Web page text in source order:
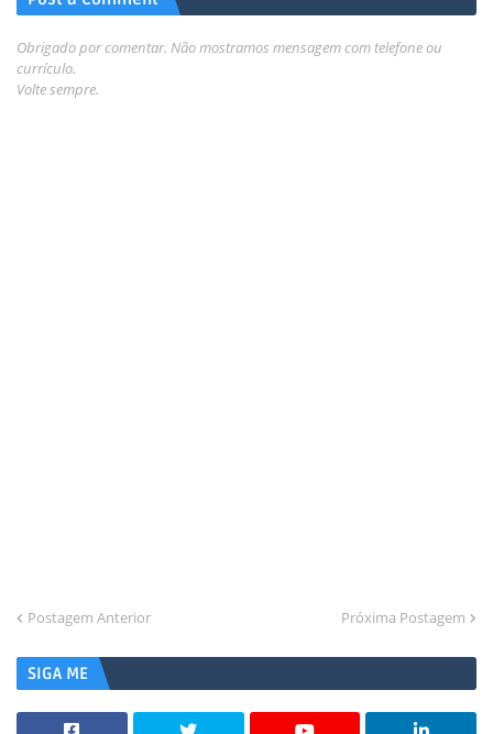
Obrigado por comentar. Não mostramos mensagem com telefone ou
currículo.
Volte sempre.
Postagem Anterior Próxima Postagem
SIGA ME